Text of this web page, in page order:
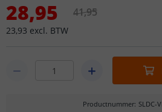
28,95
23,93 excl. BTW
41,95
Productnummer: SLDC-